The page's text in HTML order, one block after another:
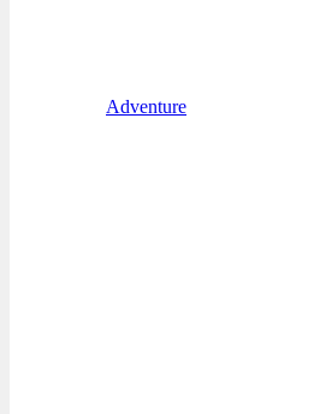
Adventure